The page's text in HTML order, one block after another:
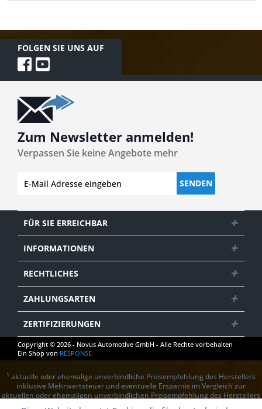
FOLGEN SIE UNS AUF
Zum Newsletter anmelden!
Verpassen Sie keine Angebote mehr
SENDEN
FÜR SIE ERREICHBAR
INFORMATIONEN
RECHTLICHES
ZAHLUNGSARTEN
ZERTIFIZIERUNGEN
Copyright © 2026 - Novus Automotive GmbH - Alle Rechte vorbehalten
Ein Shop von RESPONSE
1 aktuelle oder ehemalige unverbindliche Preisempfehlung des Herstellers
inklusive Mehrwertsteuer und eventuelle Ersparnis im Vergleich zur
aktuellen oder ehemaligen unverbindlichen Preisempfehlung des Herstellers